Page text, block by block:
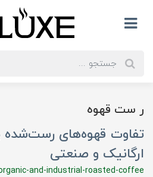
ر ست قهوه
تفاوت قهوه‌های رست‌شده
ارگانیک و صنعتی
and-industrial-roasted-coffee